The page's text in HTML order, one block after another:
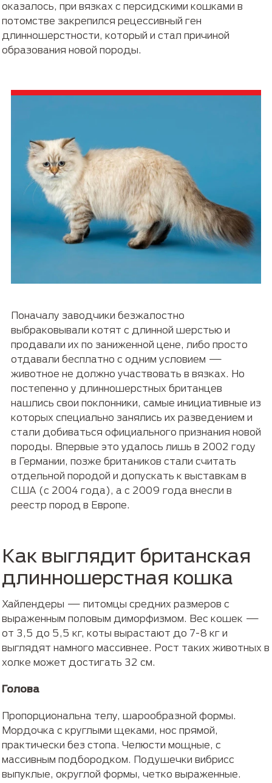
оказалось, при вязках с персидскими кошками в
потомстве закрепился рецессивный ген
длинношерстности, который и стал причиной
образования новой породы.
Поначалу заводчики безжалостно
выбраковывали котят с длинной шерстью и
продавали их по заниженной цене, либо просто
отдавали бесплатно с одним условием —
животное не должно участвовать в вязках. Но
постепенно у длинношерстных британцев
нашлись свои поклонники, самые инициативные из
которых специально занялись их разведением и
стали добиваться официального признания новой
породы. Впервые это удалось лишь в 2002 году
в Германии, позже британиков стали считать
отдельной породой и допускать к выставкам в
США (с 2004 года), а с 2009 года внесли в
реестр пород в Европе.
Как выглядит британская
длинношерстная кошка
Хайлендеры — питомцы средних размеров с
выраженным половым диморфизмом. Вес кошек —
от 3,5 до 5,5 кг, коты вырастают до 7-8 кг и
выглядят намного массивнее. Рост таких животных в
холке может достигать 32 см.
Голова
Пропорциональна телу, шарообразной формы.
Мордочка с круглыми щеками, нос прямой,
практически без стопа. Челюсти мощные, с
массивным подбородком. Подушечки вибрисс
выпуклые, округлой формы, четко выраженные.